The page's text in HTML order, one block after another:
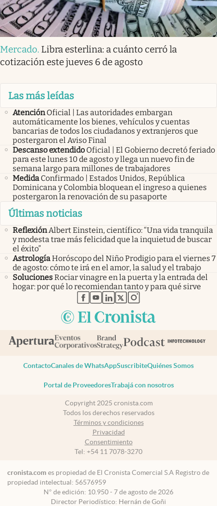
Mercado. Libra esterlina: a cuánto cerró la
cotización este jueves 6 de agosto
Las más leídas
Atención Oficial | Las autoridades embargan
automáticamente los bienes, vehículos y cuentas
bancarias de todos los ciudadanos y extranjeros que
postergaron el Aviso Final
Descanso extendido Oficial | El Gobierno decretó feriado
para este lunes 10 de agosto y llega un nuevo fin de
semana largo para millones de trabajadores
Medida Confirmado | Estados Unidos, República
Dominicana y Colombia bloquean el ingreso a quienes
postergaron la renovación de su pasaporte
Últimas noticias
ReflexiónAlbert Einstein, científico: “Una vida tranquila
y modesta trae más felicidad que la inquietud de buscar
el éxito”
AstrologíaHoróscopo del Niño Prodigio para el viernes 7
de agosto: cómo te irá en el amor, la salud y el trabajo
SolucionesRociar vinagre en la puerta y la entrada del
hogar: por qué lo recomiendan tanto y para qué sirve
abre en nueva pestaña
abre en nueva pestaña
abre en nueva pestaña
abre en nueva pestaña
abre en nueva pestaña
ContactoCanales de WhatsAppSuscribiteQuiénes Somos
Portal de ProveedoresTrabajá con nosotros
Copyright 2025 cronista.com
Todos los derechos reservados
Términos y condiciones
Privacidad
Consentimiento
Tel: +54 11 7078-3270
cronista.com es propiedad de El Cronista Comercial S.A Registro de
propiedad intelectual: 56576959
N° de edición: 10.950 - 7 de agosto de 2026
Director Periodístico: Hernán de Goñi